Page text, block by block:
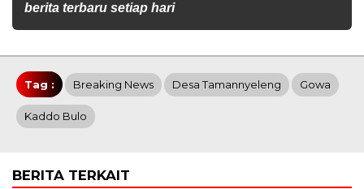
berita terbaru setiap hari
Tag : Breaking News Desa Tamannyeleng Gowa
Kaddo Bulo
BERITA TERKAIT